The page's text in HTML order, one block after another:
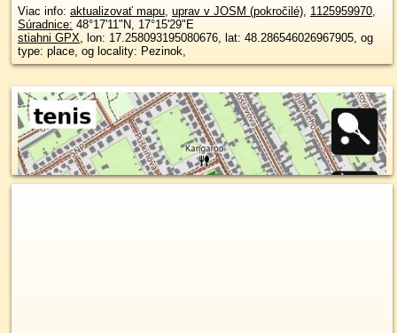
Viac info: aktualizovať mapu, uprav v JOSM (pokročilé), 1125959970,
Súradnice: 48°17'11"N, 17°15'29"E
stiahni GPX, lon: 17.258093195080676, lat: 48.286546026967905, og
type: place, og locality: Pezinok,